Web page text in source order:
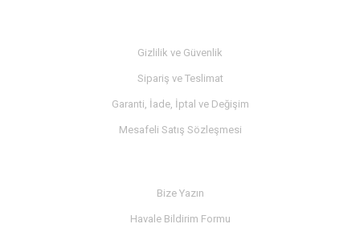
Gizlilik ve Güvenlik
Sipariş ve Teslimat
Garanti, İade, İptal ve Değişim
Mesafeli Satış Sözleşmesi
Bize Yazın
Havale Bildirim Formu